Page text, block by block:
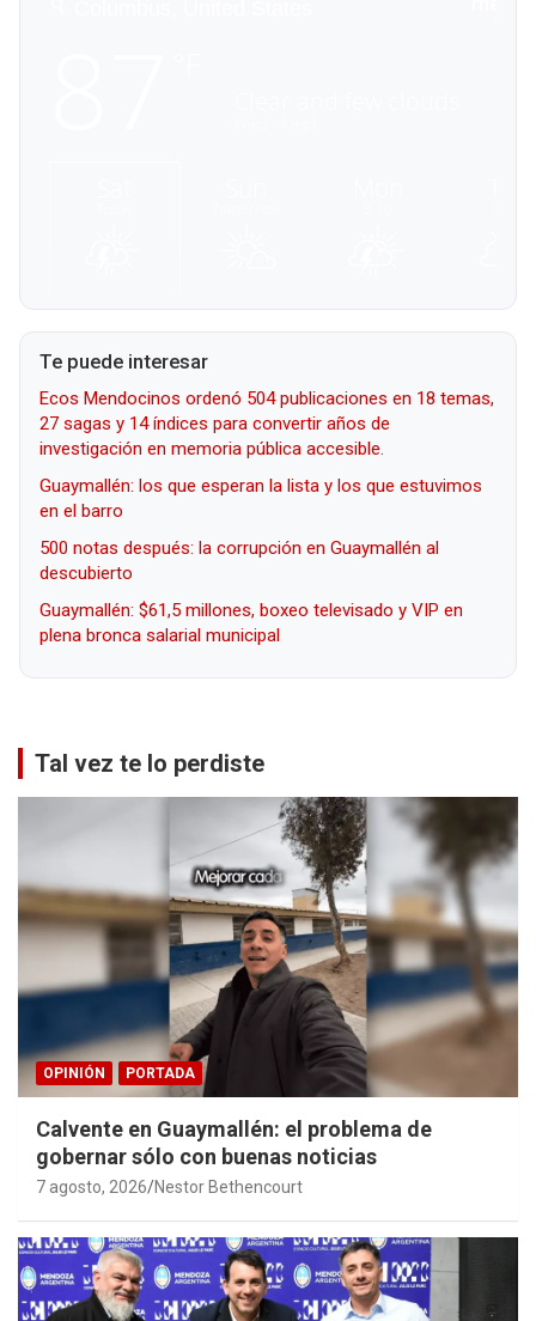
Te puede interesar
Ecos Mendocinos ordenó 504 publicaciones en 18 temas,
27 sagas y 14 índices para convertir años de
investigación en memoria pública accesible.
Guaymallén: los que esperan la lista y los que estuvimos
en el barro
500 notas después: la corrupción en Guaymallén al
descubierto
Guaymallén: $61,5 millones, boxeo televisado y VIP en
plena bronca salarial municipal
Tal vez te lo perdiste
OPINIÓN PORTADA
Calvente en Guaymallén: el problema de
gobernar sólo con buenas noticias
7 agosto, 2026 Nestor Bethencourt